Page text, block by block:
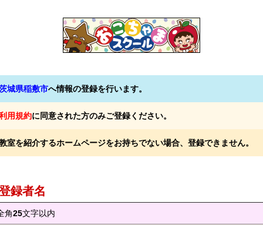
城県稲敷市へ情報の登録を行います。
用規約に同意された方のみご登録ください。
室を紹介するホームページをお持ちでない場合、登録できません。
録者名
角25文字以内